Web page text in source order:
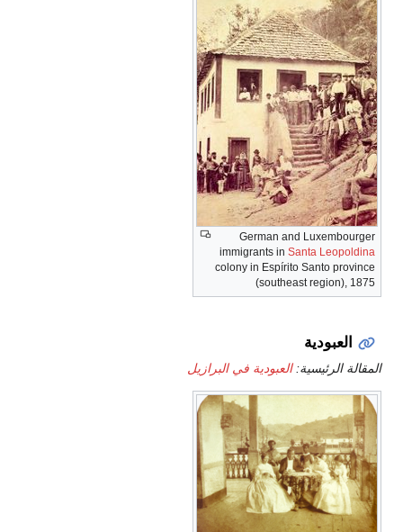
German and Luxembourger
immigrants in Santa Leopoldina
colony in Espírito Santo province
(southeast region), 1875
العبودية
المقالة الرئيسية:العبودية في البرازيل